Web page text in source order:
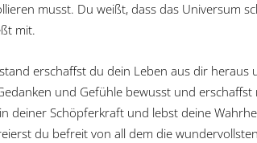
musst. Du weißt, dass das Universum
mit.
erschaffst du dein Leben aus dir
und Gefühle bewusst und
deiner Schöpferkraft und lebst deine
du befreit von all dem die